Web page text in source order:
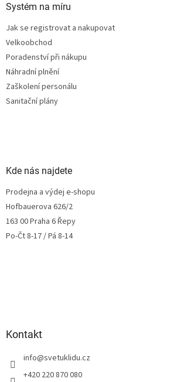
Systém na míru
Jak se registrovat a nakupovat
Velkoobchod
Poradenství při nákupu
Náhradní plnění
Zaškolení personálu
Sanitační plány
Kde nás najdete
Prodejna a výdej e-shopu
Hofbauerova 626/2
163 00 Praha 6 Řepy
Po-Čt 8-17 / Pá 8-14
Kontakt
info@svetuklidu.cz
+420 220 870 080